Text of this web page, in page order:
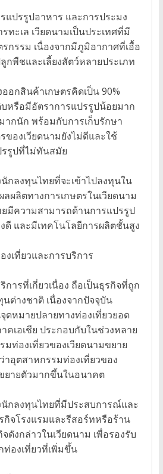
แปรรูปอาหาร และการประมง
ทะเล เวียดนามเป็นประเทศที่มี
กรรม เนื่องจากมีภูมิอากาศที่เอื้อ
กพืชและเลี้ยงสัตว์หลายประเภท
อกสินค้าเกษตรคิดเป็น 90%
หรือมีอัตราการแปรรูปน้อยมาก
กนัก พร้อมกับการเก็บรักษา
ของเวียดนามยังไม่ดีและใช้
รรูปที่ไม่ทันสมัย
กลงทุนไทยที่จะเข้าไปลงทุนใน
ผลิตทางการเกษตรในเวียดนาม
มีความสามารถด้านการแปรรูป
ดี และมีเทคโนโลยีการผลิตชั้นสูง
เที่ยวและการบริการ
การที่เกี่ยวเนื่อง ถือเป็นธุรกิจที่ถูก
ต่างชาติ เนื่องจากปัจจุบัน
ดหมายปลายทางท่องเที่ยวยอด
เอเชีย ประกอบกับในช่วงหลาย
ท่องเที่ยวของเวียดนามขยาย
าอุตสาหกรรมท่องเที่ยวของ
ยายตัวมากขึ้นในอนาคต
นักลงทุนไทยที่มีประสบการณ์และ
จโรงแรมและรีสอร์ทหรือร้าน
ดังกล่าวในเวียดนาม เพื่อรองรับ
องเที่ยวที่เพิ่มขึ้น